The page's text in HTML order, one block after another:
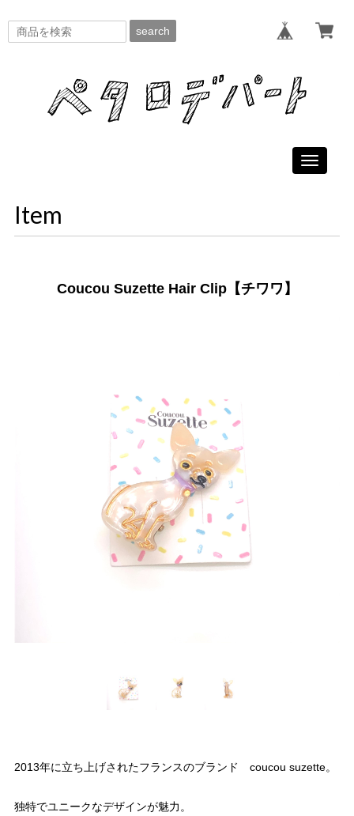
search
Toggle
Item
Coucou Suzette Hair Clip【チワワ】
2013年に立ち上げされたフランスのブランド coucou suzette。
独特でユニークなデザインが魅力。